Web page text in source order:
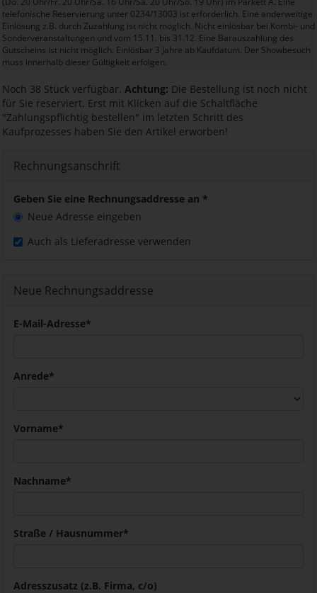
telefonische Reservierung unter 0234/13003 ist erforderlich. Eine anderweitige
Einlösung z.B. durch Zuzahlung ist nicht möglich. Nicht einlösbar bei Kombi- und
Sonderveranstaltungen und vom 15.11. bis 31.12. Eine Barauszahlung des
Gutscheins ist nicht möglich. Einlösbar 3 Jahre ab Kaufdatum. Der Showbesuch
muss innerhalb dieser Gültigkeit erfolgen.
Noch 38 Stück verfügbar. Achtung: Die Bestellung ist noch nicht
für Sie reserviert. Erst mit Klicken auf die Schaltfläche
"Zahlungspflichtig bestellen" im letzten Schritt des
Kaufprozesses haben Sie den Artikel erworben!
Rechnungsanschrift
Geben Sie eine Rechnungsaddresse an *
Neue Adresse eingeben
Auch als Lieferadresse verwenden
Neue Rechnungsaddresse
E-Mail-Adresse*
Anrede*
Vorname*
Nachname*
Straße / Hausnummer*
Adresszusatz (z.B. Firma, c/o)